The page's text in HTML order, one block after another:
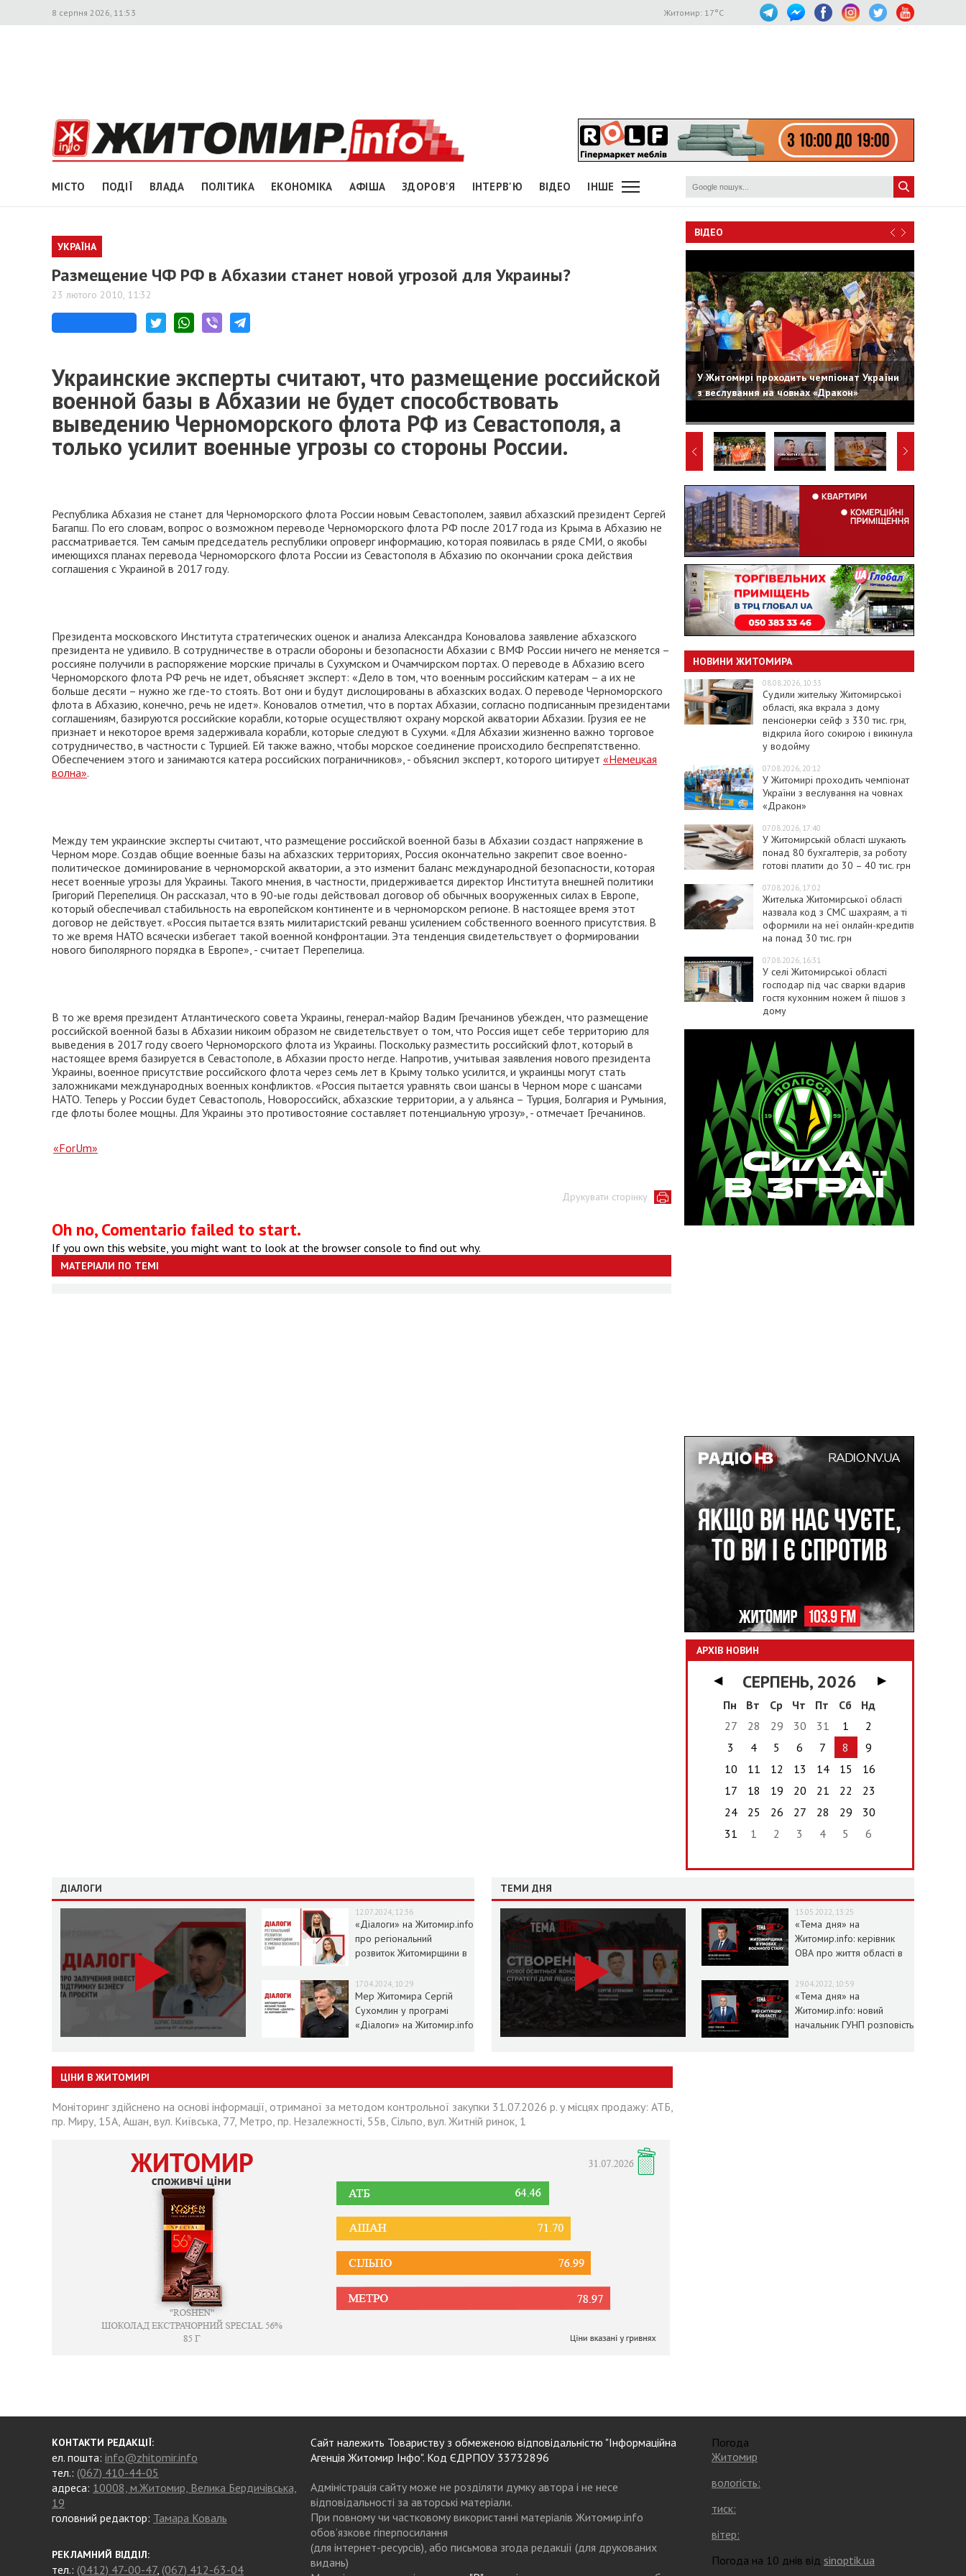
8 серпня 2026, 11:53 Житомир: 17°C
МІСТО ПОДІЇ ВЛАДА ПОЛІТИКА ЕКОНОМІКА АФІША ЗДОРОВ'Я ІНТЕРВ'Ю ВІДЕО ІНШЕ
УКРАЇНА
Размещение ЧФ РФ в Абхазии станет новой угрозой для Украины?
23 лютого 2010, 11:32
Украинские эксперты считают, что размещение российской
военной базы в Абхазии не будет способствовать
выведению Черноморского флота РФ из Севастополя, а
только усилит военные угрозы со стороны России.
Республика Абхазия не станет для Черноморского флота России новым Севастополем, заявил абхазский президент Сергей
Багапш. По его словам, вопрос о возможном переводе Черноморского флота РФ после 2017 года из Крыма в Абхазию не
рассматривается. Тем самым председатель республики опроверг информацию, которая появилась в ряде СМИ, о якобы
имеющихся планах перевода Черноморского флота России из Севастополя в Абхазию по окончании срока действия
соглашения с Украиной в 2017 году.
Президента московского Института стратегических оценок и анализа Александра Коновалова заявление абхазского
президента не удивило. В сотрудничестве в отрасли обороны и безопасности Абхазии с ВМФ России ничего не меняется –
россияне получили в распоряжение морские причалы в Сухумском и Очамчирском портах. О переводе в Абхазию всего
Черноморского флота РФ речь не идет, объясняет эксперт: «Дело в том, что военным российским катерам – а их не
больше десяти – нужно же где-то стоять. Вот они и будут дислоцированы в абхазских водах. О переводе Черноморского
флота в Абхазию, конечно, речь не идет». Коновалов отметил, что в портах Абхазии, согласно подписанным президентами
соглашениям, базируются российские корабли, которые осуществляют охрану морской акватории Абхазии. Грузия ее не
признает и некоторое время задерживала корабли, которые следуют в Сухуми. «Для Абхазии жизненно важно торговое
сотрудничество, в частности с Турцией. Ей также важно, чтобы морское соединение происходило беспрепятственно.
Обеспечением этого и занимаются катера российских пограничников», - объяснил эксперт, которого цитирует «Немецкая
волна».
Между тем украинские эксперты считают, что размещение российской военной базы в Абхазии создаст напряжение в
Черном море. Создав общие военные базы на абхазских территориях, Россия окончательно закрепит свое военно-
политическое доминирование в черноморской акватории, а это изменит баланс международной безопасности, которая
несет военные угрозы для Украины. Такого мнения, в частности, придерживается директор Института внешней политики
Григорий Перепелиця. Он рассказал, что в 90-ые годы действовал договор об обычных вооруженных силах в Европе,
который обеспечивал стабильность на европейском континенте и в черноморском регионе. В настоящее время этот
договор не действует. «Россия пытается взять милитаристский реванш усилением собственного военного присутствия. В
то же время НАТО всячески избегает такой военной конфронтации. Эта тенденция свидетельствует о формировании
нового биполярного порядка в Европе», - считает Перепелица.
В то же время президент Атлантического совета Украины, генерал-майор Вадим Гречанинов убежден, что размещение
российской военной базы в Абхазии никоим образом не свидетельствует о том, что Россия ищет себе территорию для
выведения в 2017 году своего Черноморского флота из Украины. Поскольку разместить российский флот, который в
настоящее время базируется в Севастополе, в Абхазии просто негде. Напротив, учитывая заявления нового президента
Украины, военное присутствие российского флота через семь лет в Крыму только усилится, и украинцы могут стать
заложниками международных военных конфликтов. «Россия пытается уравнять свои шансы в Черном море с шансами
НАТО. Теперь у России будет Севастополь, Новороссийск, абхазские территории, а у альянса – Турция, Болгария и Румыния,
где флоты более мощны. Для Украины это противостояние составляет потенциальную угрозу», - отмечает Гречанинов.
«ForUm»
Друкувати сторінку
Oh no, Comentario failed to start.
If you own this website, you might want to look at the browser console to find out why.
МАТЕРІАЛИ ПО ТЕМІ
ВІДЕО
У Житомирі проходить чемпіонат України
з веслування на човнах «Дракон»
НОВИНИ ЖИТОМИРА
08.08.2026, 10:33
Судили жительку Житомирської
області, яка вкрала з дому
пенсіонерки сейф з 330 тис. грн,
відкрила його сокирою і викинула
у водойму
07.08.2026, 20:12
У Житомирі проходить чемпіонат
України з веслування на човнах
«Дракон»
07.08.2026, 17:40
У Житомирській області шукають
понад 80 бухгалтерів, за роботу
готові платити до 30 – 40 тис. грн
07.08.2026, 17:02
Жителька Житомирської області
назвала код з СМС шахраям, а ті
оформили на неї онлайн-кредитів
на понад 30 тис. грн
07.08.2026, 16:31
У селі Житомирської області
господар під час сварки вдарив
гостя кухонним ножем й пішов з
дому
АРХІВ НОВИН
◀ СЕРПЕНЬ, 2026
▶
Пн
Вт Ср Чт Пт Сб
Нд
27
28 29 30 31 1
2
3
4 5 6 7 8
9
10
11 12 13 14 15
16
17
18 19 20 21 22
23
24
25 26 27 28 29
30
31
1 2 3 4 5 6
ДІАЛОГИ
12.07.2024, 12:36
«Діалоги» на Житомир.info
про регіональний
розвиток Житомирщини в
17.04.2024, 10:29
Мер Житомира Сергій
Сухомлин у програмі
«Діалоги» на Житомир.info
ТЕМИ ДНЯ
13.05.2022, 13:25
«Тема дня» на
Житомир.info: керівник
ОВА про життя області в
29.04.2022, 10:59
«Тема дня» на
Житомир.info: новий
начальник ГУНП розповість
ЦІНИ В ЖИТОМИРІ
Моніторинг здійснено на основі інформації, отриманої за методом контрольної закупки 31.07.2026 р. у місцях продажу: АТБ,
пр. Миру, 15А, Ашан, вул. Київська, 77, Метро, пр. Незалежності, 55в, Сільпо, вул. Житній ринок, 1
КОНТАКТИ РЕДАКЦІЇ:
ел. пошта: info@zhitomir.info
тел.: (067) 410-44-05
адреса: 10008, м.Житомир, Велика Бердичівська,
19
головний редактор: Тамара Коваль
РЕКЛАМНИЙ ВІДДІЛ:
тел.: (0412) 47-00-47, (067) 412-63-04
Сайт належить Товариству з обмеженою відповідальністю "Інформаційна
Агенція Житомир Інфо". Код ЄДРПОУ 33732896
Адміністрація сайту може не розділяти думку автора і не несе
відповідальності за авторські матеріали.
При повному чи частковому використанні матеріалів Житомир.info
обов’язкове гіперпосилання
(для інтернет-ресурсів), або письмова згода редакції (для друкованих
видань)
Погода
Житомир
вологість:
тиск:
вітер:
Погода на 10 днів від sinoptik.ua